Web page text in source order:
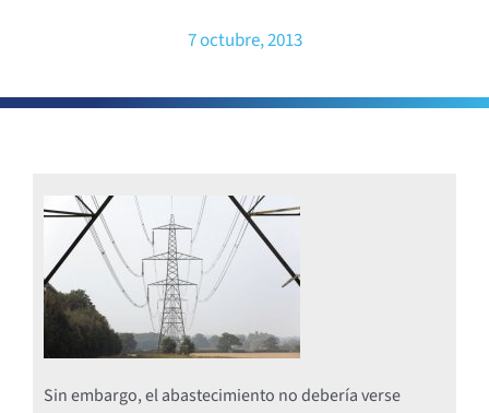
7 octubre, 2013
Sin embargo, el abastecimiento no debería verse